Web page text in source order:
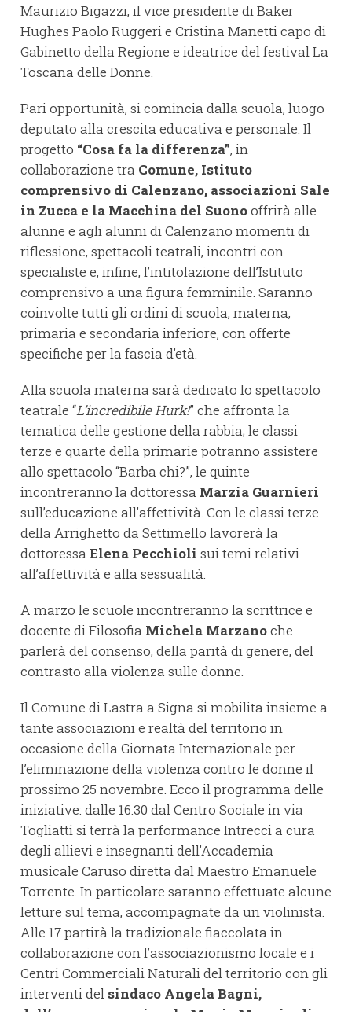
Maurizio Bigazzi, il vice presidente di Baker
Hughes Paolo Ruggeri e Cristina Manetti capo di
Gabinetto della Regione e ideatrice del festival La
Toscana delle Donne.
Pari opportunità, si comincia dalla scuola, luogo
deputato alla crescita educativa e personale. Il
progetto “Cosa fa la differenza”, in
collaborazione tra Comune, Istituto
comprensivo di Calenzano, associazioni Sale
in Zucca e la Macchina del Suonooffrirà alle
alunne e agli alunni di Calenzano momenti di
riflessione, spettacoli teatrali, incontri con
specialiste e, infine, l’intitolazione dell’Istituto
comprensivo a una figura femminile. Saranno
coinvolte tutti gli ordini di scuola, materna,
primaria e secondaria inferiore, con offerte
specifiche per la fascia d’età.
Alla scuola materna sarà dedicato lo spettacolo
teatrale “L’incredibile Hurk!” che affronta la
tematica delle gestione della rabbia; le classi
terze e quarte della primarie potranno assistere
allo spettacolo “Barba chi?”, le quinte
incontreranno la dottoressa Marzia Guarnieri
sull’educazione all’affettività. Con le classi terze
della Arrighetto da Settimello lavorerà la
dottoressa Elena Pecchioli sui temi relativi
all’affettività e alla sessualità.
A marzo le scuole incontreranno la scrittrice e
docente di Filosofia Michela Marzanoche
parlerà del consenso, della parità di genere, del
contrasto alla violenza sulle donne.
Il Comune di Lastra a Signa si mobilita insieme a
tante associazioni e realtà del territorio in
occasione della Giornata Internazionale per
l’eliminazione della violenza contro le donne il
prossimo 25 novembre. Ecco il programma delle
iniziative: dalle 16.30 dal Centro Sociale in via
Togliatti si terrà la performance Intrecci a cura
degli allievi e insegnanti dell’Accademia
musicale Caruso diretta dal Maestro Emanuele
Torrente. In particolare saranno effettuate alcune
letture sul tema, accompagnate da un violinista.
Alle 17 partirà la tradizionale fiaccolata in
collaborazione con l’associazionismo locale e i
Centri Commerciali Naturali del territorio con gli
interventi del sindaco Angela Bagni,